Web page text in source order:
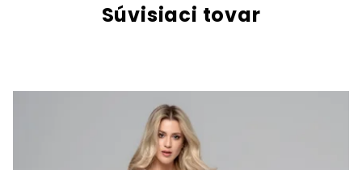
Súvisiaci tovar